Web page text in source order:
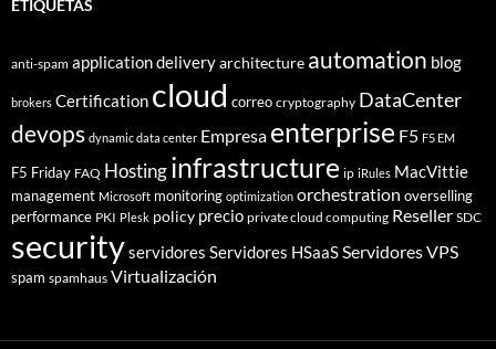
ETIQUETAS
anti-spam application deliveryarchitecture automation blog
brokers Certification cloud correo cryptography DataCenter
devops dynamic data center Empresa enterprise F5 F5 EM
F5 Friday FAQ Hostinginfrastructure ip iRules MacVittie
management Microsoft monitoring optimization orchestration overselling
performance PKI Plesk policy precio private cloud computing Reseller SDC
securityservidores Servidores HSaaSServidores VPS
spam spamhaus Virtualización